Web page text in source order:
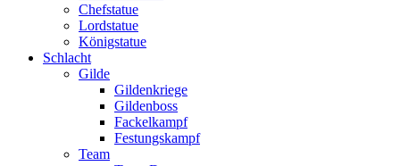
Chefstatue
Lordstatue
Königstatue
Schlacht
Gilde
Gildenkriege
Gildenboss
Fackelkampf
Festungskampf
Team